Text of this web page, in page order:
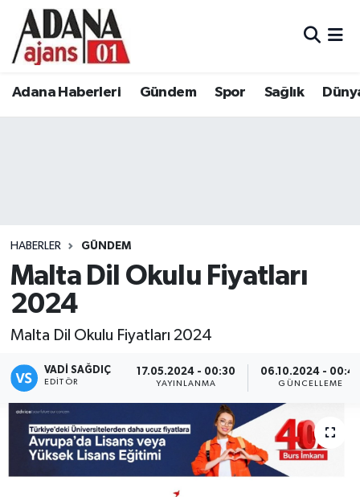
Adana Haberleri Gündem Spor Sağlık
HABERLER GÜNDEM
Malta Dil Okulu Fiyatları
2024
Malta Dil Okulu Fiyatları 2024
VADI SAĞDIÇ
EDITÖR
17.05.2024 - 00:30
YAYINLANMA
06.10.2024 -
GÜNCELLEME
Adana Haberleri
Eğitim
Siyaset
Kadın
Magazin
Adana Nöbetçi Eczaneler
Tüm Manşetler
Son Dakika Haberleri